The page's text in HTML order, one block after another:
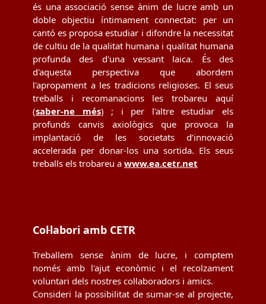
és una associació sense ànim de lucre amb un
doble objectiu íntimament connectat: per un
cantó es proposa estudiar i difondre la necessitat
de cultiu de la qualitat humana i qualitat humana
profunda des d'una vessant laica. És des
d'aquesta perspectiva que abordem
l'apropament a les tradicions religioses. El seus
treballs i recomanacions les trobareu aquí
(saber-ne més) ; i per l'altre estudiar els
profunds canvis axiològics que provoca la
implantació de les societats d’innovació
accelerada per donar-los una sortida. Els seus
treballs els trobareu a www.ea.cetr.net
Col·labori amb CETR
Treballem sense ànim de lucre, i comptem
només amb l'ajut econòmic i el recolzament
voluntari dels nostres col·laboradors i amics.
Consideri la possibilitat de sumar-se al projecte,